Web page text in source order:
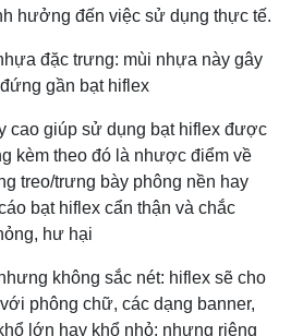
hưởng đến việc sử dụng thực tế.
đặc trưng: mùi nhựa này gây
gần bạt hiflex
cao giúp sử dụng bạt hiflex được
kèm theo đó là nhược điểm về
treo/trưng bày phông nền hay
bạt hiflex cẩn thận và chắc
hư hại
không sắc nét: hiflex sẽ cho
phông chữ, các dạng banner,
lớn hay khổ nhỏ; nhưng riêng